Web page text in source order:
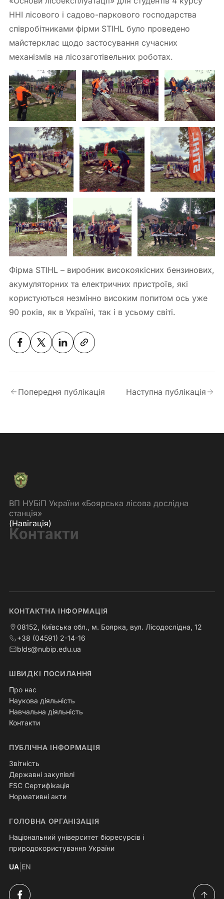
ННІ лісового і садово-паркового господарства
співробітниками фірми STIHL було проведено
майстерклас щодо застосування сучасних
механізмів на лісозаготівельних роботах.
Фірма STIHL – виробник високоякісних бензинових,
акумуляторних та електричних пристроїв, які
користуються незмінно високим попитом ось уже
90 років, як в Україні, так і в усьому світі.
Попередня публікація Наступна публікація
ВП НУБіП України «Боярська лісова дослідна
станція»
(Навігація)
Контакти
КОНТАКТНА ІНФОРМАЦІЯ
08152, Київська обл., м. Боярка, вул. Лісодослідна, 12
+38 (04591) 2-14-16
blds@nubip.edu.ua
ШВИДКІ ПОСИЛАННЯ
Про нас
Наукова діяльність
Навчальна діяльність
Контакти
ПУБЛІЧНА ІНФОРМАЦІЯ
Звітність
Державні закупівлі
FSC Сертифікація
Нормативні акти
ГОЛОВНА ОРГАНІЗАЦІЯ
Національний університет біоресурсів і
природокористування України
UA EN